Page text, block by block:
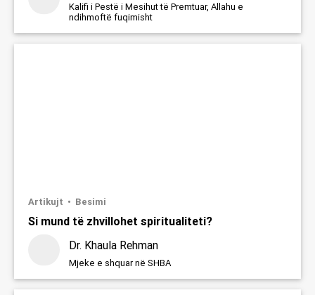
Kalifi i Pestë i Mesihut të Premtuar, Allahu e
ndihmoftë fuqimisht
Artikujt Besimi
Si mund të zhvillohet spiritualiteti?
Dr. Khaula Rehman
Mjeke e shquar në SHBA